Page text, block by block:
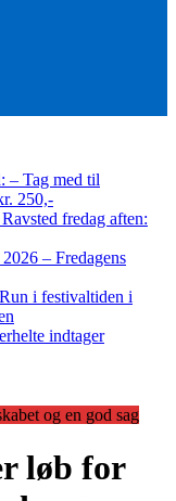
– Tag med til
250,-
fredag aften:
– Fredagens
i festivaltiden i
indtager
og en god sag
løb for